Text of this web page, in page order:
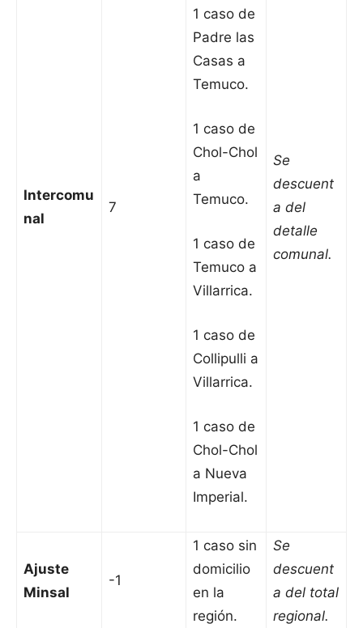
Intercomu
nal
7
1 caso de
Padre las
Casas a
Temuco.
1 caso de
Chol-Chol
a
Temuco.
1 caso de
Temuco a
Villarrica.
1 caso de
Collipulli a
Villarrica.
1 caso de
Chol-Chol
a Nueva
Imperial.
Se
descuent
a del
detalle
comunal.
Ajuste
Minsal
-1
1 caso sin
domicilio
en la
región.
Se
descuent
a del total
regional.